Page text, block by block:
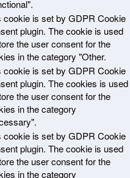
cookie is set by GDPR Cookie
plugin. The cookie is used
the user consent for the
in the category "Other.
cookie is set by GDPR Cookie
plugin. The cookies is used
the user consent for the
in the category
cookie is set by GDPR Cookie
plugin. The cookie is used
the user consent for the
in the category